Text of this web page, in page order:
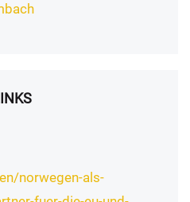
norwegen-als-